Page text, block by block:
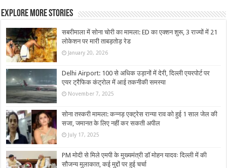
Explore More Stories
सबरीमाला में सोना चोरी का मामला: ED का एक्शन शुरू, 3 राज्यों में 21
लोकेशन पर मारी ताबड़तोड़ रेड
January 20, 2026
Delhi Airport: 100 से अधिक उड़ानों में देरी, दिल्ली एयरपोर्ट पर
एयर ट्रैफिक कंट्रोल में आई तकनीकी समस्या
November 7, 2025
सोना तस्करी मामला: कन्नड़ एक्ट्रेस रान्या राव को हुई 1 साल जेल की
सजा, जमानत के लिए नहीं कर सकती अपील
July 17, 2025
PM मोदी से मिले एमपी के मुख्यमंत्री डॉ मोहन यादवः दिल्ली में की
सौजन्य मुलाकात, कई मुद्दों पर हुई चर्चा